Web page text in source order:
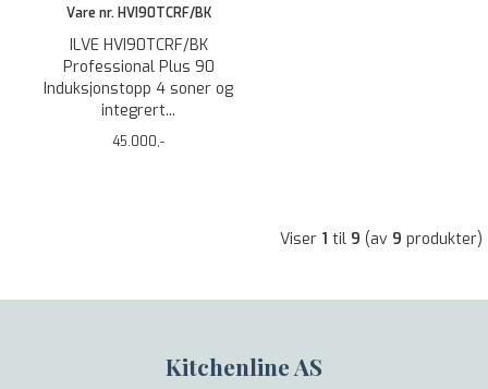
Vare nr. HVI90TCRF/BK
ILVE HVI90TCRF/BK
Professional Plus 90
Induksjonstopp 4 soner og
integrert...
45.000,-
Viser 1 til 9 (av 9 produkter)
Kitchenline AS